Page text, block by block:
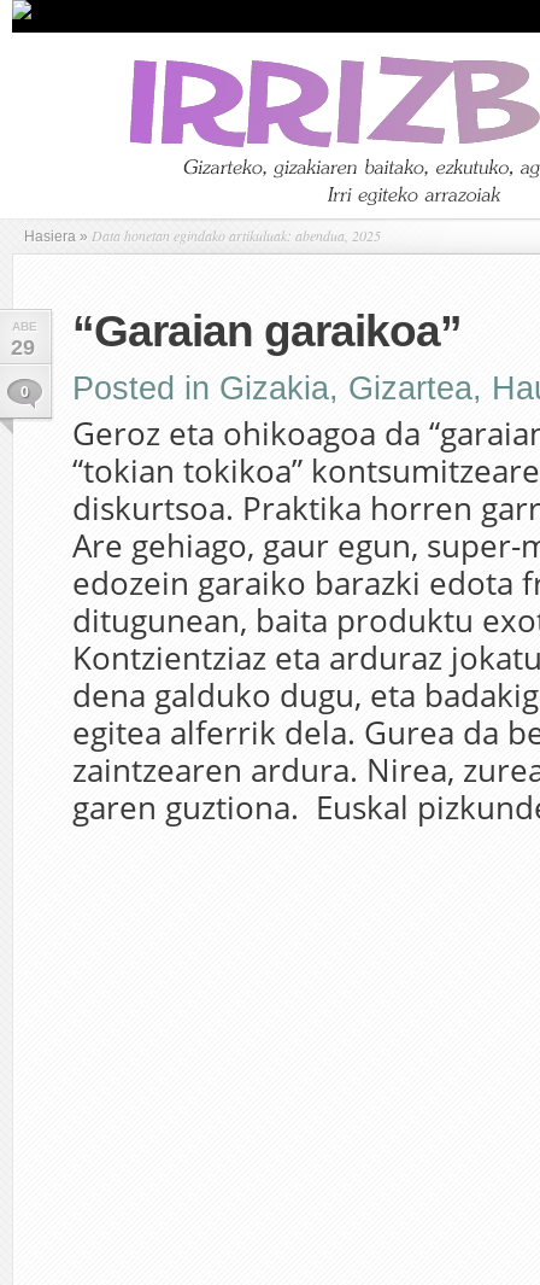
Hasiera » Data honetan egindako artikuluak: abendua, 2025
ABE
29
0
“Garaian garaikoa”
Posted in Gizakia, Gizartea,
Geroz eta ohikoagoa da
“tokian tokikoa”
diskurtsoa. Praktika horren
Are gehiago, gaur egun, super-
edozein garaiko barazki edota
ditugunean, baita produktu
Kontzientziaz eta arduraz
dena galduko dugu, eta
egitea alferrik dela. Gurea da
zaintzearen ardura. Nirea,
garen guztiona. Euskal